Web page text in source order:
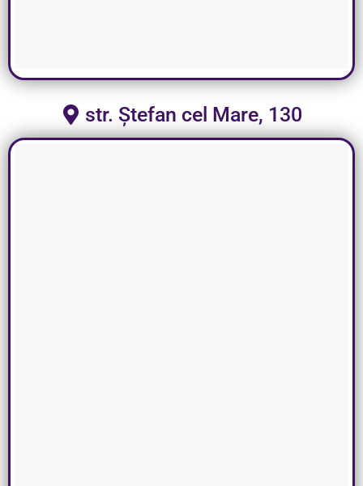
str. Ștefan cel Mare, 130